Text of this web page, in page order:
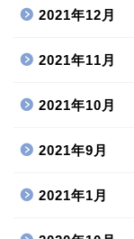
2021年12月
2021年11月
2021年10月
2021年9月
2021年1月